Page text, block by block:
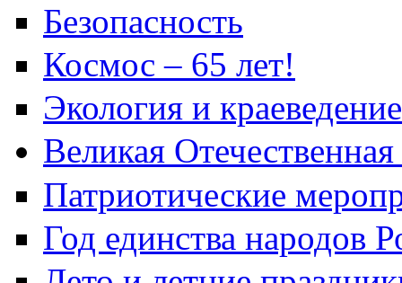
Безопасность
Космос – 65 лет!
Экология и краеведение
Великая
Патриотические
Год единства народов